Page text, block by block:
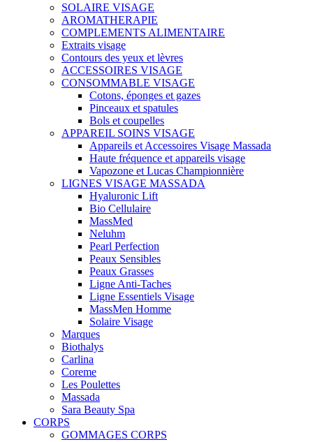
SOLAIRE VISAGE
AROMATHERAPIE
COMPLEMENTS ALIMENTAIRE
Extraits visage
Contours des yeux et lèvres
ACCESSOIRES VISAGE
CONSOMMABLE VISAGE
Cotons, éponges et gazes
Pinceaux et spatules
Bols et coupelles
APPAREIL SOINS VISAGE
Appareils et Accessoires Visage Massada
Haute fréquence et appareils visage
Vapozone et Lucas Championnière
LIGNES VISAGE MASSADA
Hyaluronic Lift
Bio Cellulaire
MassMed
Neluhm
Pearl Perfection
Peaux Sensibles
Peaux Grasses
Ligne Anti-Taches
Ligne Essentiels Visage
MassMen Homme
Solaire Visage
Marques
Biothalys
Carlina
Coreme
Les Poulettes
Massada
Sara Beauty Spa
CORPS
GOMMAGES CORPS